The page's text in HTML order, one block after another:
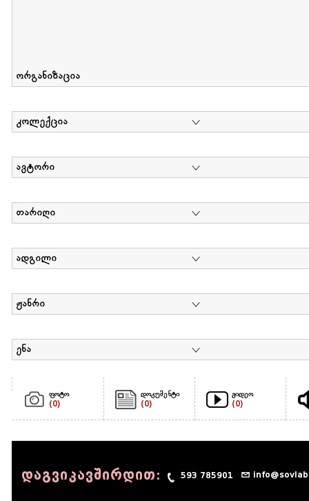
ორგანიზაცია
კოლექცია
ავტორი
თარიღი
ადგილი
ჟანრი
ენა
ფოტო
(0)
დოკუმენტი
(0)
ვიდეო
(0)
დაგვიკავშირდით: 593 785901